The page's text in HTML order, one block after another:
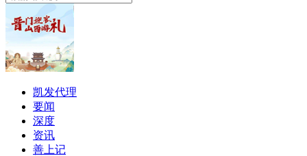
凯发代理
要闻
深度
资讯
善上记